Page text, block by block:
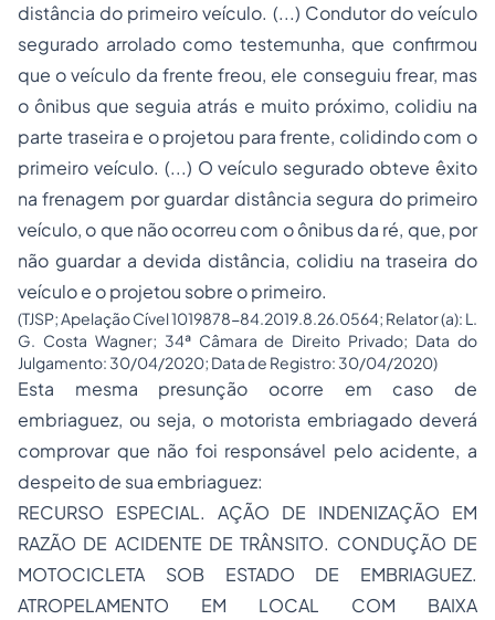
distância do primeiro veículo. (...) Condutor do veículo
segurado arrolado como testemunha, que confirmou
que o veículo da frente freou, ele conseguiu frear, mas
o ônibus que seguia atrás e muito próximo, colidiu na
parte traseira e o projetou para frente, colidindo com o
primeiro veículo. (...) O veículo segurado obteve êxito
na frenagem por guardar distância segura do primeiro
veículo, o que não ocorreu com o ônibus da ré, que, por
não guardar a devida distância, colidiu na traseira do
veículo e o projetou sobre o primeiro.
(TJSP; Apelação Cível 1019878-84.2019.8.26.0564; Relator (a): L.
G. Costa Wagner; 34ª Câmara de Direito Privado; Data do
Julgamento: 30/04/2020; Data de Registro: 30/04/2020)
Esta mesma presunção ocorre em caso de
embriaguez, ou seja, o motorista embriagado deverá
comprovar que não foi responsável pelo acidente, a
despeito de sua embriaguez:
RECURSO ESPECIAL. AÇÃO DE INDENIZAÇÃO EM
RAZÃO DE ACIDENTE DE TRÂNSITO. CONDUÇÃO DE
MOTOCICLETA SOB ESTADO DE EMBRIAGUEZ.
ATROPELAMENTO EM LOCAL COM BAIXA